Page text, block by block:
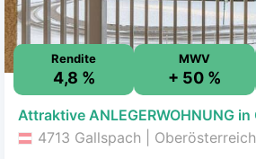
Rendite
4,8 %
MWV
+ 50 %
4713 Gallspach | Oberösterreich